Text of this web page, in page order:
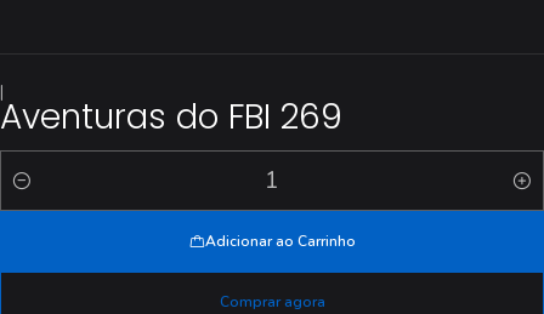
|
Aventuras do FBI 269
Quantidade
Adicionar ao Carrinho
Comprar agora